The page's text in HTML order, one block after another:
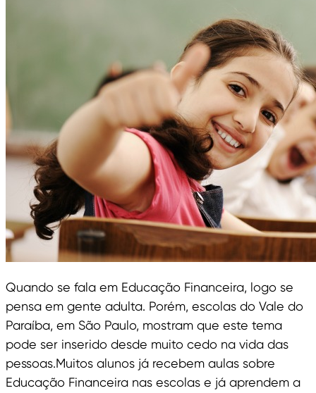
Quando se fala em Educação Financeira, logo se
pensa em gente adulta. Porém, escolas do Vale do
Paraíba, em São Paulo, mostram que este tema
pode ser inserido desde muito cedo na vida das
pessoas.Muitos alunos já recebem aulas sobre
Educação Financeira nas escolas e já aprendem a